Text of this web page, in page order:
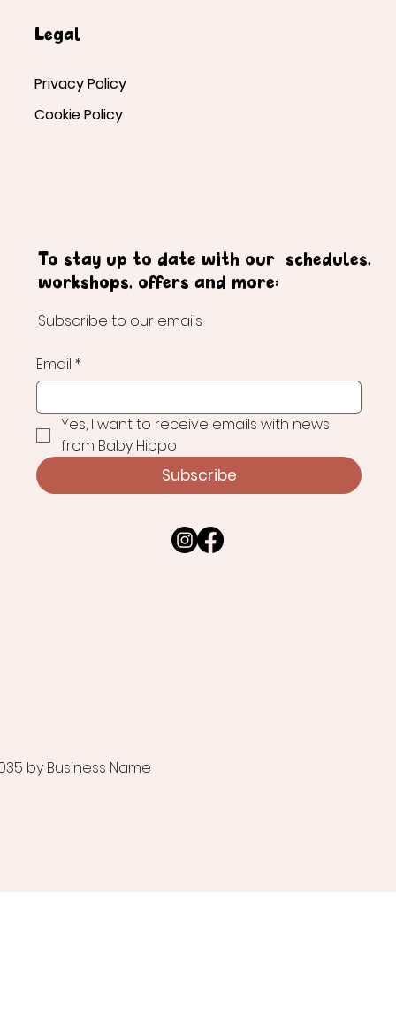
Legal
Privacy Policy
Cookie Policy
To stay up to date with our schedules,
workshops, offers and more:
Subscribe to our emails
Email *
Yes, I want to receive emails with news
from Baby Hippo
Subscribe
by Business Name